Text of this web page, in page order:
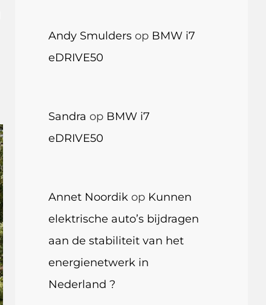
Andy Smuldersop BMW i7
eDRIVE50
Sandra op BMW i7
eDRIVE50
Annet Noordikop Kunnen
elektrische auto’s bijdragen
aan de stabiliteit van het
energienetwerk in
Nederland ?